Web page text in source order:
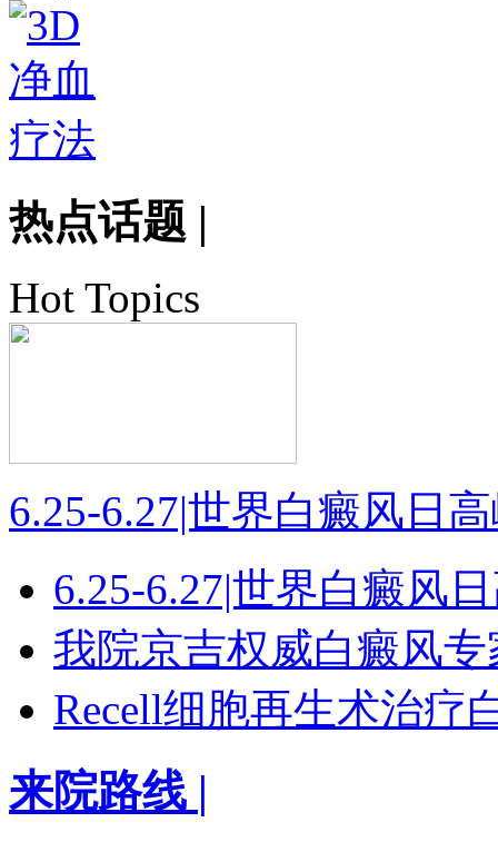
热点话题 |
Hot Topics
6.25-6.27|世界白癜风日
6.25-6.27|世界白癜风
我院京吉权威白癜风
Recell细胞再生术治疗
来院路线 |